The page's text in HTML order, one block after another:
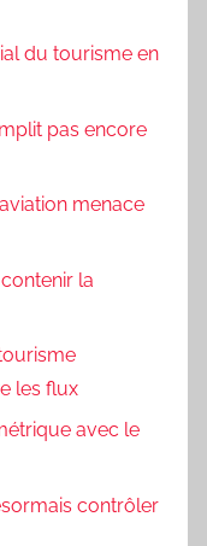
du tourisme en
pas encore
menace
la
les flux
avec le
contrôler